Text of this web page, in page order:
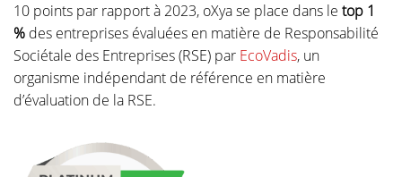
10 points par rapport à 2023, oXya se place dans le top 1
% des entreprises évaluées en matière de Responsabilité
Sociétale des Entreprises (RSE) par EcoVadis, un
organisme indépendant de référence en matière
d’évaluation de la RSE.